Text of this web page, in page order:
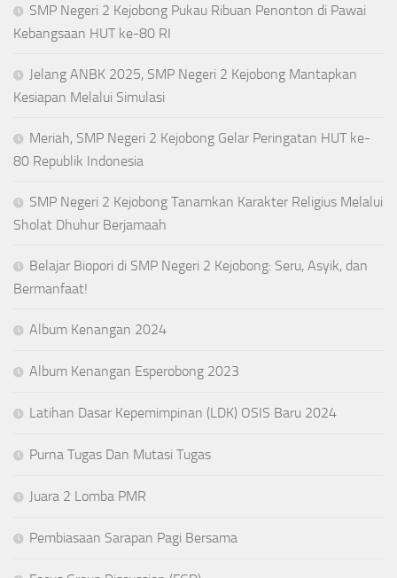
SMP Negeri 2 Kejobong Pukau Ribuan Penonton di Pawai
Kebangsaan HUT ke-80 RI
Jelang ANBK 2025, SMP Negeri 2 Kejobong Mantapkan
Kesiapan Melalui Simulasi
Meriah, SMP Negeri 2 Kejobong Gelar Peringatan HUT ke-
80 Republik Indonesia
SMP Negeri 2 Kejobong Tanamkan Karakter Religius Melalui
Sholat Dhuhur Berjamaah
Belajar Biopori di SMP Negeri 2 Kejobong: Seru, Asyik, dan
Bermanfaat!
Album Kenangan 2024
Album Kenangan Esperobong 2023
Latihan Dasar Kepemimpinan (LDK) OSIS Baru 2024
Purna Tugas Dan Mutasi Tugas
Juara 2 Lomba PMR
Pembiasaan Sarapan Pagi Bersama